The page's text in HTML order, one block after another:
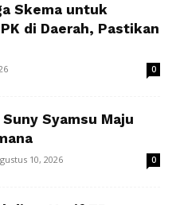
Skema untuk
di Daerah, Pastikan
0
Syamsu Maju
10, 2026 0